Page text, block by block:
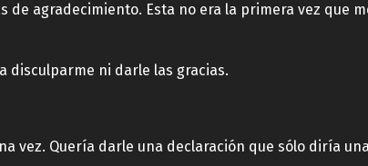
agradecimiento. Esta no era la primera vez que
disculparme ni darle las gracias.
vez. Quería darle una declaración que sólo diría